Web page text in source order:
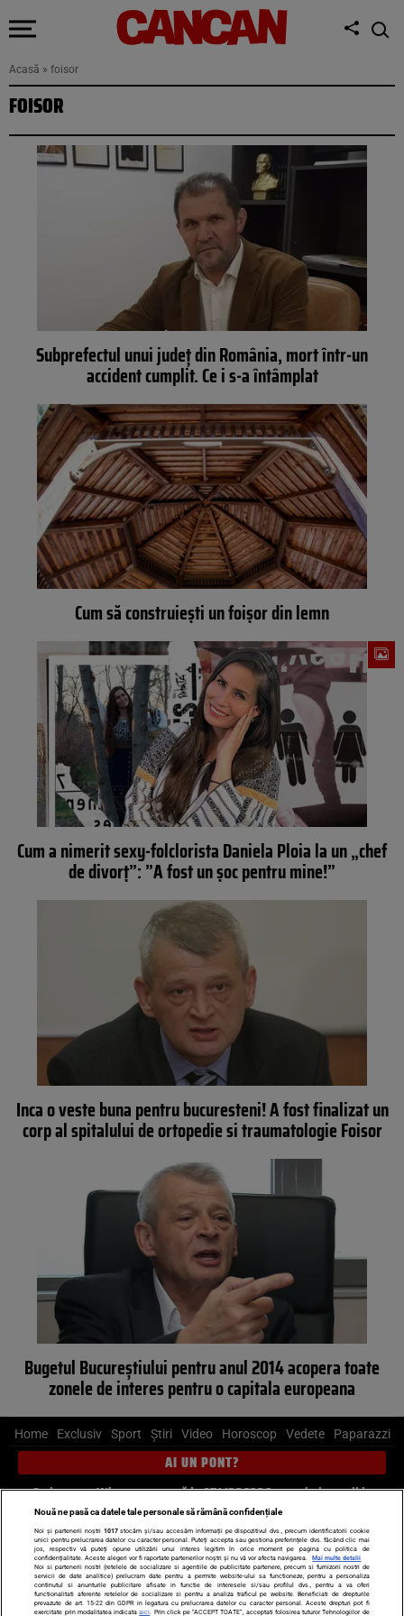
Acasă » foisor
FOISOR
Subprefectul unui județ din România, mort într-un
accident cumplit. Ce i s-a întâmplat
Cum să construiești un foișor din lemn
Cum a nimerit sexy-folclorista Daniela Ploia la un „chef
de divorț”: ”A fost un șoc pentru mine!”
Inca o veste buna pentru bucuresteni! A fost finalizat un
corp al spitalului de ortopedie si traumatologie Foisor
Bugetul Bucureştiului pentru anul 2014 acopera toate
zonele de interes pentru o capitala europeana
Home Exclusiv Sport Știri Video Horoscop Vedete Paparazzi
AI UN PONT?
Scrie-ne pe Whatsapp, sună la 0741226226 sau trimite mail la
pont@cancan.ro
Știri interne Știri externe
Politică
Ultimele stiri
Diete Insula Iubirii Dictionar de vise
LIFE STYLE
Horoscop
Nouă ne pasă ca datele tale personale să rămână confidențiale
Noi și partenerii noștri 1017stocăm și/sau accesăm informații pe dispozitivul dvs., precum identificatorii cookie
unici pentru prelucrarea datelor cu caracter personal. Puteți accepta sau gestiona preferințele dvs. făcând clic mai
jos, respectiv vă puteți opune utilizării unui interes legitim în orice moment pe pagina cu politica de
confidențialitate. Aceste alegeri vor fi raportate partenerilor noștri și nu vă vor afecta navigarea.
Mai multe detalii
Noi si partenerii nostri (retelele de socializare si agentiile de publicitate partenere, precum si furnizorii nostri de
servicii de date analitice) prelucram date pentru a permite website-ului sa functioneze, pentru a personaliza
continutul si anunturile publicitare afisate in functie de interesele si/sau profilul dvs., pentru a va oferi
functionalitati aferente retelelor de socializare si pentru a analiza traficul pe website. Beneficiati de drepturile
prevazute de art. 15-22 din GDPR in legatura cu prelucrarea datelor cu caracter personal. Aceste drepturi pot fi
exercitate prin modalitatea indicataaici . Prin click pe “ACCEPT TOATE”, acceptati folosirea tuturor Tehnologiilor de